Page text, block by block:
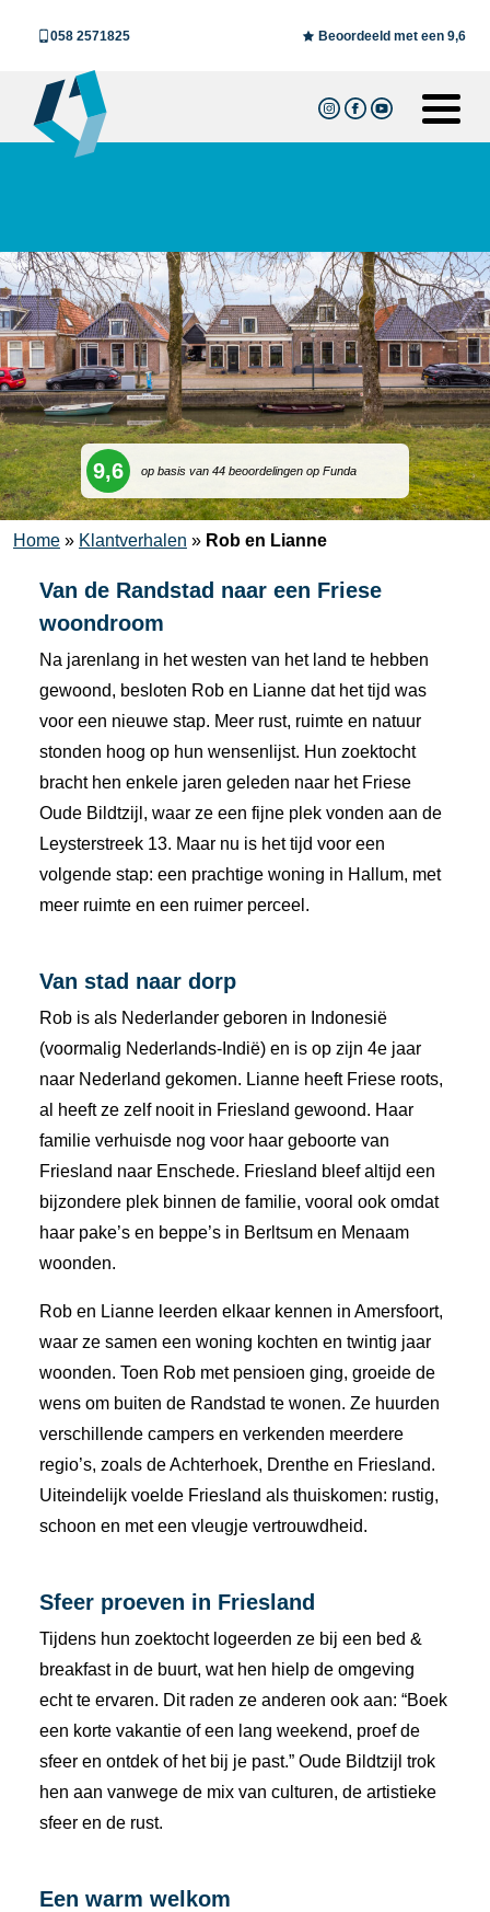
058 2571825 Beoordeeld met een 9,6
9,6 op basis van 44 beoordelingen op Funda
Home » Klantverhalen » Rob en Lianne
Van de Randstad naar een Friese
woondroom
Na jarenlang in het westen van het land te hebben
gewoond, besloten Rob en Lianne dat het tijd was
voor een nieuwe stap. Meer rust, ruimte en natuur
stonden hoog op hun wensenlijst. Hun zoektocht
bracht hen enkele jaren geleden naar het Friese
Oude Bildtzijl, waar ze een fijne plek vonden aan de
Leysterstreek 13. Maar nu is het tijd voor een
volgende stap: een prachtige woning in Hallum, met
meer ruimte en een ruimer perceel.
Van stad naar dorp
Rob is als Nederlander geboren in Indonesië
(voormalig Nederlands-Indië) en is op zijn 4e jaar
naar Nederland gekomen. Lianne heeft Friese roots,
al heeft ze zelf nooit in Friesland gewoond. Haar
familie verhuisde nog voor haar geboorte van
Friesland naar Enschede. Friesland bleef altijd een
bijzondere plek binnen de familie, vooral ook omdat
haar pake’s en beppe’s in Berltsum en Menaam
woonden.
Rob en Lianne leerden elkaar kennen in Amersfoort,
waar ze samen een woning kochten en twintig jaar
woonden. Toen Rob met pensioen ging, groeide de
wens om buiten de Randstad te wonen. Ze huurden
verschillende campers en verkenden meerdere
regio’s, zoals de Achterhoek, Drenthe en Friesland.
Uiteindelijk voelde Friesland als thuiskomen: rustig,
schoon en met een vleugje vertrouwdheid.
Sfeer proeven in Friesland
Tijdens hun zoektocht logeerden ze bij een bed &
breakfast in de buurt, wat hen hielp de omgeving
echt te ervaren. Dit raden ze anderen ook aan: “Boek
een korte vakantie of een lang weekend, proef de
sfeer en ontdek of het bij je past.” Oude Bildtzijl trok
hen aan vanwege de mix van culturen, de artistieke
sfeer en de rust.
Een warm welkom